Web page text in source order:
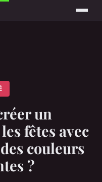
un
fêtes avec
couleurs
?